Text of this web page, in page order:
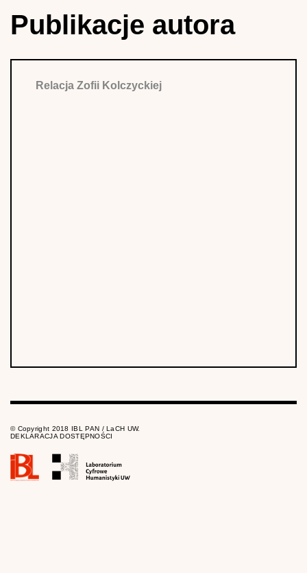
Publikacje autora
Relacja Zofii Kolczyckiej
© Copyright 2018 IBL PAN / LaCH UW.
DEKLARACJA DOSTĘPNOŚCI